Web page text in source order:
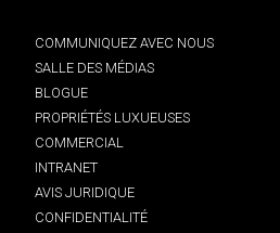
COMMUNIQUEZ AVEC NOUS
SALLE DES MÉDIAS
BLOGUE
PROPRIÉTÉS LUXUEUSES
COMMERCIAL
INTRANET
AVIS JURIDIQUE
CONFIDENTIALITÉ